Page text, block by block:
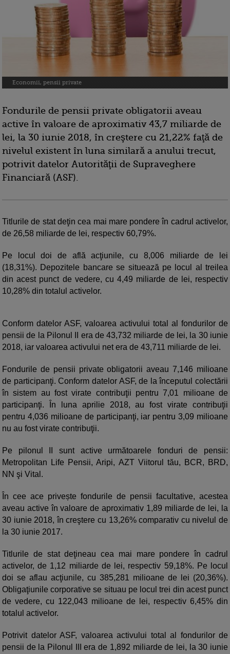
Economii, pensii private
Fondurile de pensii private obligatorii aveau
active în valoare de aproximativ 43,7 miliarde de
lei, la 30 iunie 2018, în creştere cu 21,22% faţă de
nivelul existent în luna similară a anului trecut,
potrivit datelor Autorităţii de Supraveghere
Financiară (ASF).
Titlurile de stat deţin cea mai mare pondere în cadrul activelor,
de 26,58 miliarde de lei, respectiv 60,79%.
Pe locul doi de află acţiunile, cu 8,006 miliarde de lei
(18,31%). Depozitele bancare se situează pe locul al treilea
din acest punct de vedere, cu 4,49 miliarde de lei, respectiv
10,28% din totalul activelor.
Conform datelor ASF, valoarea activului total al fondurilor de
pensii de la Pilonul II era de 43,732 miliarde de lei, la 30 iunie
2018, iar valoarea activului net era de 43,711 miliarde de lei.
Fondurile de pensii private obligatorii aveau 7,146 milioane
de participanţi. Conform datelor ASF, de la începutul colectării
în sistem au fost virate contribuţii pentru 7,01 milioane de
participanţi. În luna aprilie 2018, au fost virate contribuţii
pentru 4,036 milioane de participanţi, iar pentru 3,09 milioane
nu au fost virate contribuţii.
Pe pilonul II sunt active următoarele fonduri de pensii:
Metropolitan Life Pensii, Aripi, AZT Viitorul tău, BCR, BRD,
NN şi Vital.
În cee ace privește fondurile de pensii facultative, acestea
aveau active în valoare de aproximativ 1,89 miliarde de lei, la
30 iunie 2018, în creştere cu 13,26% comparativ cu nivelul de
la 30 iunie 2017.
Titlurile de stat deţineau cea mai mare pondere în cadrul
activelor, de 1,12 miliarde de lei, respectiv 59,18%. Pe locul
doi se aflau acţiunile, cu 385,281 milioane de lei (20,36%).
Obligaţiunile corporative se situau pe locul trei din acest punct
de vedere, cu 122,043 milioane de lei, respectiv 6,45% din
totalul activelor.
Potrivit datelor ASF, valoarea activului total al fondurilor de
pensii de la Pilonul III era de 1,892 miliarde de lei, la 30 iunie